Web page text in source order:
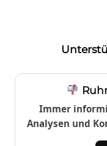
Immer
Analysen und